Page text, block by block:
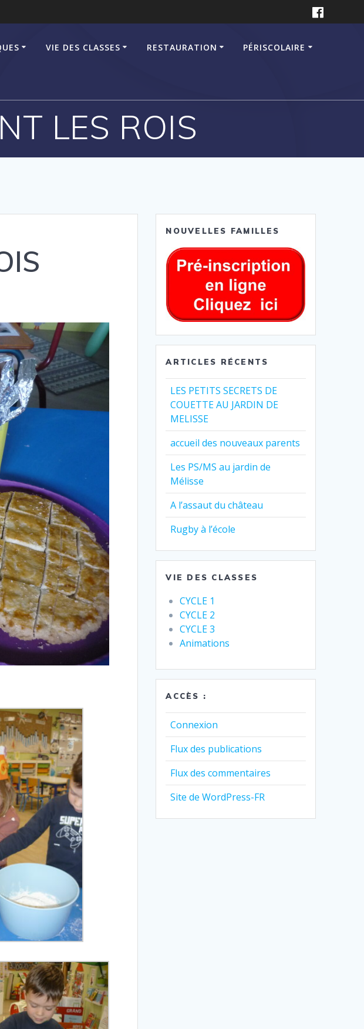
VIE DES CLASSES RESTAURATION PÉRISCOLAIRE
LES ROIS
NOUVELLES FAMILLES
ARTICLES RÉCENTS
LES PETITS SECRETS DE
COUETTE AU JARDIN DE
MELISSE
accueil des nouveaux parents
Les PS/MS au jardin de
Mélisse
A l’assaut du château
Rugby à l’école
VIE DES CLASSES
CYCLE 1
CYCLE 2
CYCLE 3
Animations
ACCÈS :
Connexion
Flux des publications
Flux des commentaires
Site de WordPress-FR